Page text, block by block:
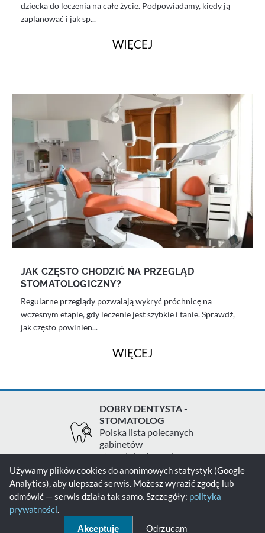
dziecka do leczenia na całe życie. Podpowiadamy, kiedy ją
zaplanować i jak sp...
WIĘCEJ
JAK CZĘSTO CHODZIĆ NA PRZEGLĄD
STOMATOLOGICZNY?
Regularne przeglądy pozwalają wykryć próchnicę na
wczesnym etapie, gdy leczenie jest szybkie i tanie. Sprawdź,
jak często powinien...
WIĘCEJ
DOBRY DENTYSTA -
STOMATOLOG
Polska lista polecanych
gabinetów
stomatologicznych
Zgłoś gabinet Kontakt
Polityka prywatności
Polityka cookies
Używamy plików cookies do anonimowych statystyk (Google
Analytics), aby ulepszać serwis. Możesz wyrazić zgodę lub
odmówić — serwis działa tak samo. Szczegóły: polityka
prywatności.
Akceptuję Odrzucam